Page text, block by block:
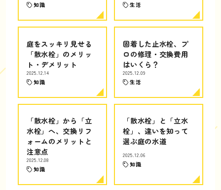
知識 生活
庭をスッキリ見せる
「散水栓」のメリッ
ト・デメリット
2025.12.14
知識
固着した止水栓、プ
ロの修理・交換費用
はいくら？
2025.12.09
生活
「散水栓」から「立
水栓」へ、交換リフ
ォームのメリットと
注意点
2025.12.08
知識
「散水栓」と「立水
栓」、違いを知って
選ぶ庭の水道
2025.12.06
知識